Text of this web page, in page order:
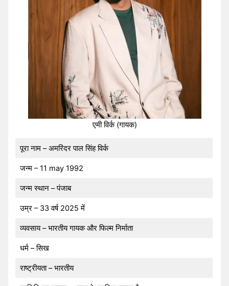
एमी विर्क (गायक)
पूरा नाम – अमरिंदर पाल सिंह विर्क
जन्म – 11 may 1992
जन्म स्थान – पंजाब
उम्र – 33 वर्ष 2025 में
व्यवसाय – भारतीय गायक और फिल्म निर्माता
धर्म – सिख
राष्ट्रीयता – भारतीय